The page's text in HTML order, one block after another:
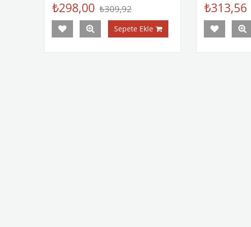
₺298,00 ₺309,92
Sepete Ekle
₺313,56